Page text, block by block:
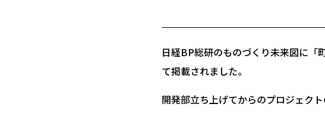
日経BP総研のものづくり未来図に「
て掲載されました。
開発部立ち上げてからのプロジェク